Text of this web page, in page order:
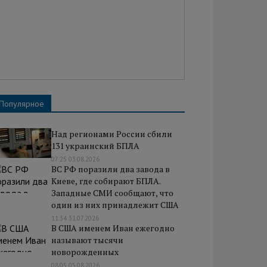
Популярное
Над регионами России сбили
131 украинский БПЛА
07:25 03.08.2026
ВС РФ поразили два завода в
Киеве, где собирают БПЛА.
Западные СМИ сообщают, что
один из них принадлежит США
11:34 31.07.2026
В США именем Иван ежегодно
называют тысячи
новорожденных
08:05 05.08.2026